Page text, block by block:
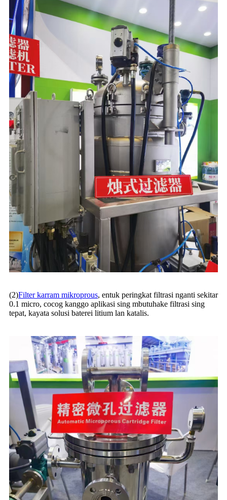
(2)Filter karram mikroprous, entuk peringkat filtrasi nganti sekitar
0.1 micro, cocog kanggo aplikasi sing mbutuhake filtrasi sing
tepat, kayata solusi baterei litium lan katalis.